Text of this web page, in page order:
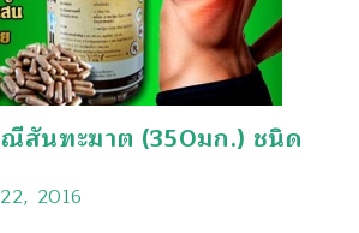
สันฑะฆาต (350มก.) ชนิด
2016